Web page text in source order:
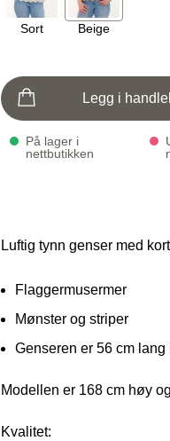
Sort Beige
Legg i
På lager i
nettbutikken
Luftig tynn genser med
Flaggermusermer
Mønster og striper
Genseren er 56 cm lang
Modellen er 168 cm høy
Kvalitet: